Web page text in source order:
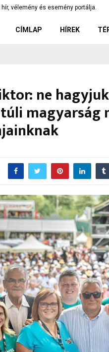
vélemény és esemény portálja.
szó nélkül, ami…
CÍMLAP HÍREK
ne